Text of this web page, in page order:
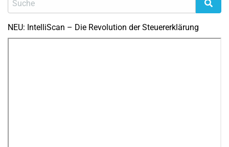
NEU: IntelliScan – Die Revolution der Steuererklärung